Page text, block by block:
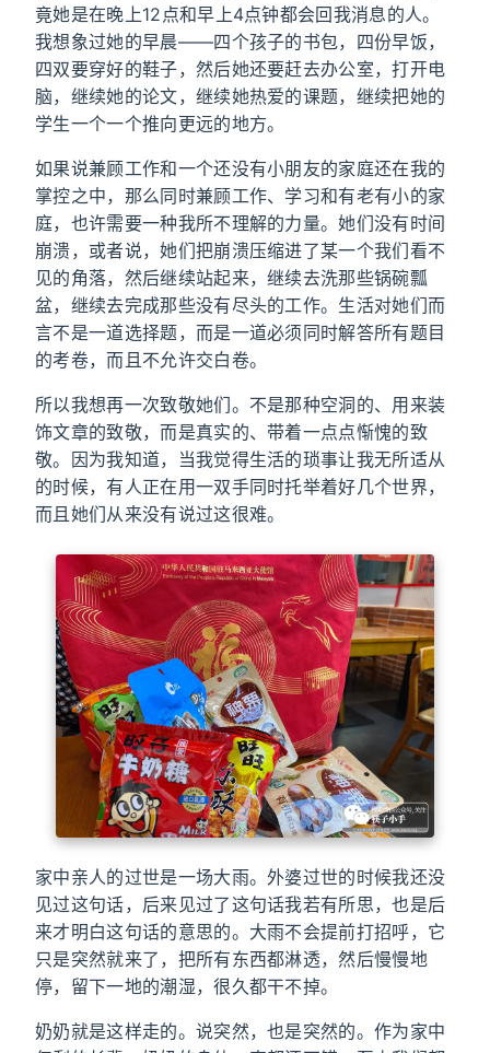
竟她是在晚上12点和早上4点钟都会回我消息的人。
我想象过她的早晨——四个孩子的书包，四份早饭，
四双要穿好的鞋子，然后她还要赶去办公室，打开电
脑，继续她的论文，继续她热爱的课题，继续把她的
学生一个一个推向更远的地方。
如果说兼顾工作和一个还没有小朋友的家庭还在我的
掌控之中，那么同时兼顾工作、学习和有老有小的家
庭，也许需要一种我所不理解的力量。她们没有时间
崩溃，或者说，她们把崩溃压缩进了某一个我们看不
见的角落，然后继续站起来，继续去洗那些锅碗瓢
盆，继续去完成那些没有尽头的工作。生活对她们而
言不是一道选择题，而是一道必须同时解答所有题目
的考卷，而且不允许交白卷。
所以我想再一次致敬她们。不是那种空洞的、用来装
饰文章的致敬，而是真实的、带着一点点惭愧的致
敬。因为我知道，当我觉得生活的琐事让我无所适从
的时候，有人正在用一双手同时托举着好几个世界，
而且她们从来没有说过这很难。
家中亲人的过世是一场大雨。外婆过世的时候我还没
见过这句话，后来见过了这句话我若有所思，也是后
来才明白这句话的意思的。大雨不会提前打招呼，它
只是突然就来了，把所有东西都淋透，然后慢慢地
停，留下一地的潮湿，很久都干不掉。
奶奶就是这样走的。说突然，也是突然的。作为家中